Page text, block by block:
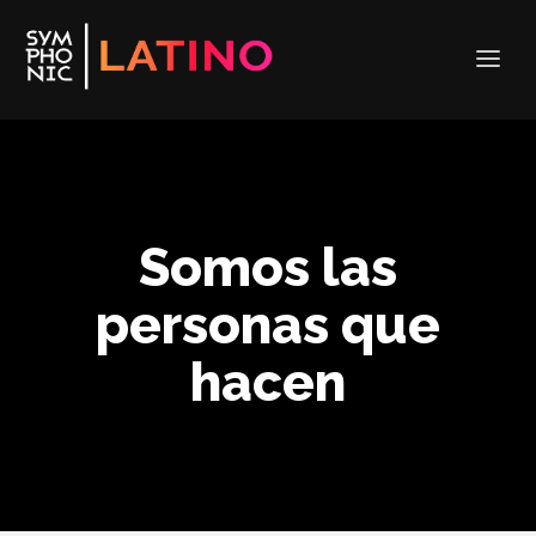
Somos las
personas que
hacen